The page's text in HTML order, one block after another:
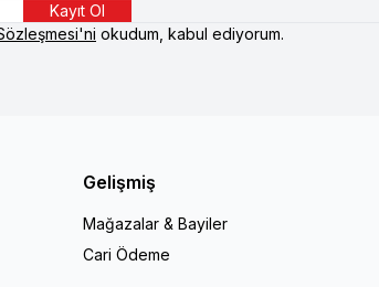
Kayıt Ol
okudum, kabul ediyorum.
Gelişmiş
Mağazalar & Bayiler
Cari Ödeme